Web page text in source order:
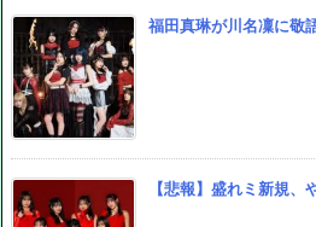
福田真琳が川名凜に敬
【悲報】盛れミ新規